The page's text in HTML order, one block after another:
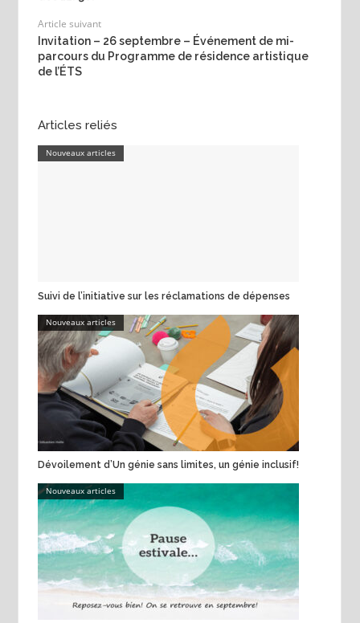
Article suivant
Invitation – 26 septembre – Événement de mi-
parcours du Programme de résidence artistique
de l’ÉTS
Articles reliés
Nouveaux articles
Suivi de l’initiative sur les réclamations de dépenses
Nouveaux articles
Dévoilement d’Un génie sans limites, un génie inclusif!
Nouveaux articles